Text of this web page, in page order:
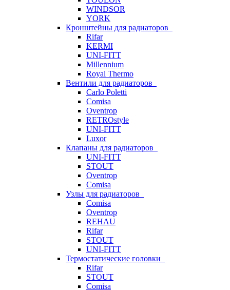
WINDSOR
YORK
Кронштейны для радиаторов
Rifar
KERMI
UNI-FITT
Millennium
Royal Thermo
Вентили для радиаторов
Carlo Poletti
Comisa
Oventrop
RETROstyle
UNI-FITT
Luxor
Клапаны для радиаторов
UNI-FITT
STOUT
Oventrop
Comisa
Узлы для радиаторов
Comisa
Oventrop
REHAU
Rifar
STOUT
UNI-FITT
Термостатические головки
Rifar
STOUT
Comisa